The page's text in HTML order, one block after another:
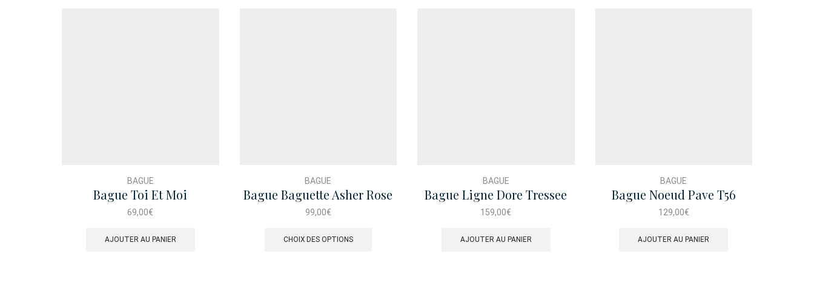
BAGUE
Bague Toi Et Moi
69,00€
AJOUTER AU PANIER
BAGUE
Bague Baguette Asher Rose
99,00€
CHOIX DES OPTIONS
BAGUE
Bague Ligne Dore Tressee
159,00€
AJOUTER AU PANIER
BAGUE
Bague Noeud Pave T56
129,00€
AJOUTER AU PANIER